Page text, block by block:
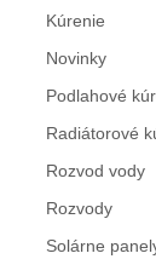
Kúrenie
Novinky
Podlahové
Radiátorové
Rozvod vody
Rozvody
Solárne